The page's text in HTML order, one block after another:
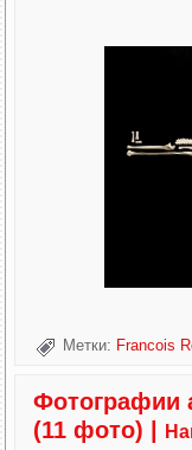
Метки: Francois
Фотографии
(11 фото) |